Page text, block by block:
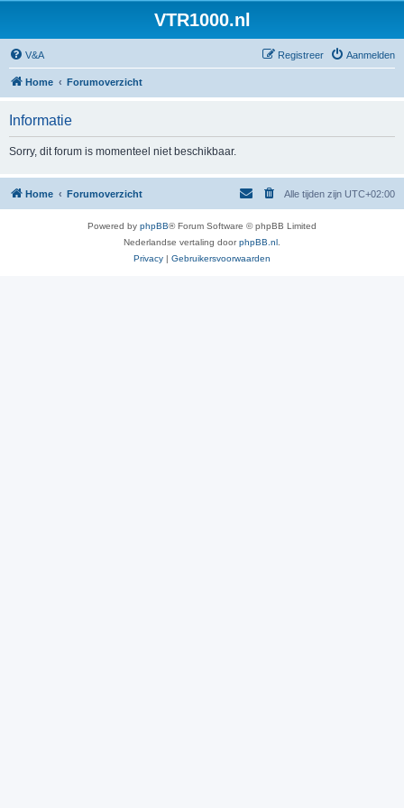
VTR1000.nl
V&A Aanmelden
Registreer
Home Forumoverzicht
Informatie
Sorry, dit forum is momenteel niet beschikbaar.
Home Forumoverzicht Alle tijden zijn UTC+02:00
Powered by phpBB® Forum Software © phpBB Limited
Nederlandse vertaling doorphpBB.nl
Privacy | Gebruikersvoorwaarden